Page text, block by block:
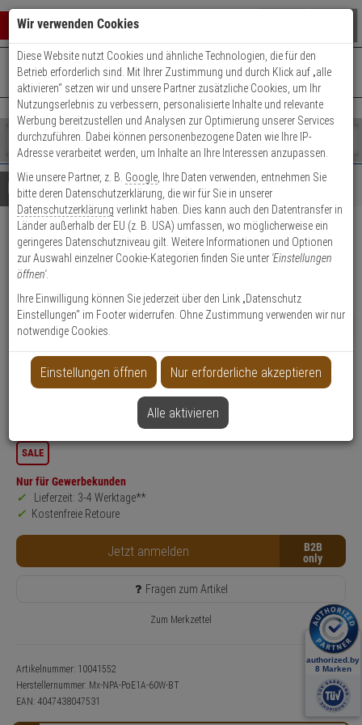
0 ARTIKEL IM WARENKORB
Ihr Warenkorb ist momentan leer.
Ergebnisse ()
Fertig
Shop
durchsuchen
Bitte
geben
Sie
mindestens
Zeichen
ein,
um
Suche
Es
wurde
noch
Kategorien
Suche
gestartet
+49 (0)821 899 493-0Mo. - Do.: 8:00 - 16:30 | Fr.: 8:00 - 14:00 Uhr
Kontaktservice nutzen
Details Beratung
Mobotix PoE++ Power
Network Injektor 60 Watt
Produktmerkmale
Datenblatt drucken
Produktinformationen
Zubehörartikel, PoE Injector
IP (Ethernet Kabel)
SALE
Nur für Gewerbekunden
Lieferzeit: 3-4 Werktage**
Kostenfreie Retoure
Jetzt anmelden B2B
Fragen zum Artikel
Zum Merkzettel
Artikelnummer: 10041552
Herstellernummer: Mx-NPA-PoE1A-60W-BT
EAN: 4047438047531
Wir verwenden Cookies
Diese Website nutzt Cookies und ähnliche Technologien, die für den
Betrieb erforderlich sind. Mit Ihrer Zustimmung und durch Klick auf „alle
aktivieren“ setzen wir und unsere Partner zusätzliche Cookies, um Ihr
Nutzungserlebnis zu verbessern, personalisierte Inhalte und relevante
Werbung bereitzustellen und Analysen zur Optimierung unserer Services
durchzuführen. Dabei können personenbezogene Daten wie Ihre IP-
Adresse verarbeitet werden, um Inhalte an Ihre Interessen anzupassen.
Wie unsere Partner, z. B. Google , Ihre Daten verwenden, entnehmen Sie
bitte deren Datenschutzerklärung, die wir für Sie in unserer
Datenschutzerklärung verlinkt haben. Dies kann auch den Datentransfer in
Länder außerhalb der EU (z. B. USA) umfassen, wo möglicherweise ein
geringeres Datenschutzniveau gilt. Weitere Informationen und Optionen
zur Auswahl einzelner Cookie-Kategorien finden Sie unter 'Einstellungen
öffnen'.
Ihre Einwilligung können Sie jederzeit über den Link „Datenschutz
Einstellungen“ im Footer widerrufen. Ohne Zustimmung verwenden wir nur
notwendige Cookies.
Einstellungen öffnen Nur erforderliche akzeptieren
Alle aktivieren